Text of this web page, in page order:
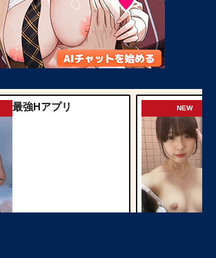
最強Hアプリ NEW